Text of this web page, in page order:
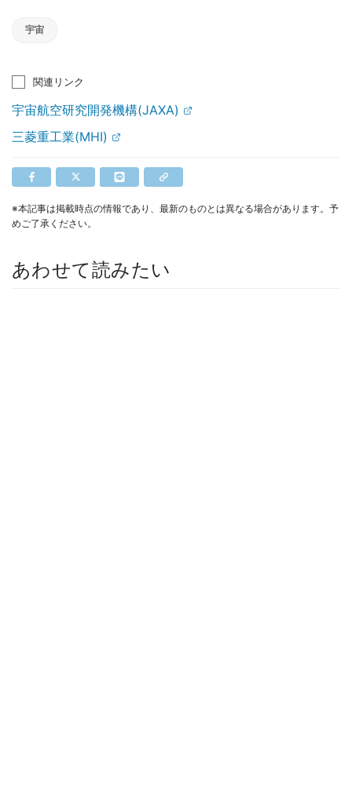
宇宙
関連リンク
宇宙航空研究開発機構(JAXA)
三菱重工業(MHI)
※本記事は掲載時点の情報であり、最新のものとは異なる場合があります。予
めご了承ください。
あわせて読みたい